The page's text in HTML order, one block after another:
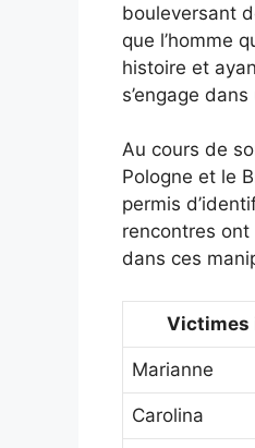
bouleversant
que l’homme
histoire et
s’engage dans
Au cours de
Pologne et le
permis
rencontres
dans ces
Victimes
Marianne
Carolina